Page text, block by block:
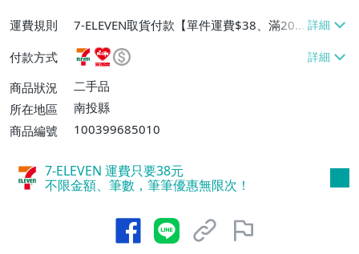
運費規則
7-ELEVEN取貨付款【單件運費$38、滿20
件或消費滿$20000免運費】、萊爾富取貨
付款【單件運費$60、滿20件或消費滿$20
000免運費】、郵局掛號【單件運費$40、
滿20件或消費滿$20000免運費】
付款方式
商品狀況
二手品
所在地區
南投縣
商品編號
100399685010
7-ELEVEN 運費只要38元
不限金額、筆數，筆筆優惠無限次！